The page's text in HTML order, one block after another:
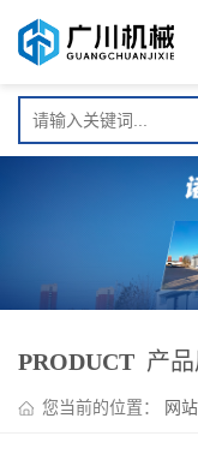
PRODUCT 产
您当前的位置： 网